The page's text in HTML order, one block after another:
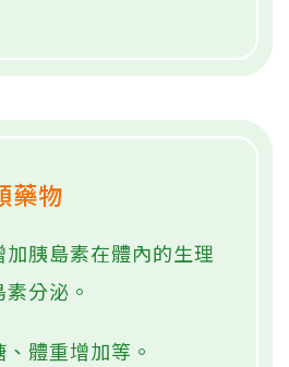
藥物
加胰島素在體內的生理
分泌。
體重增加等。